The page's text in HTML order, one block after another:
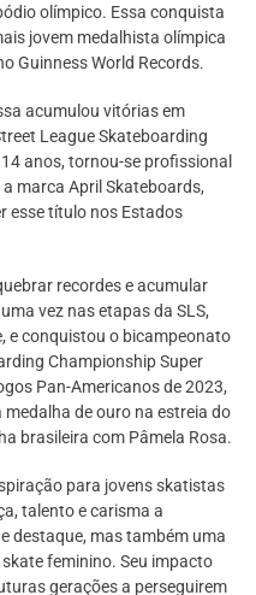
olímpico. Essa conquista
jovem medalhista olímpica
Guinness World Records.
acumulou vitórias em
League Skateboarding
anos, tornou-se profissional
marca April Skateboards,
esse título nos Estados
recordes e acumular
vez nas etapas da SLS,
e conquistou o bicampeonato
Championship Super
Pan-Americanos de 2023,
de ouro na estreia do
brasileira com Pâmela Rosa.
para jovens skatistas
talento e carisma a
destaque, mas também uma
feminino. Seu impacto
gerações a perseguirem